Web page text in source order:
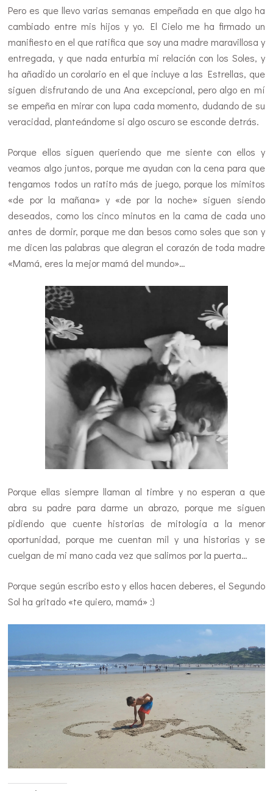
Pero es que llevo varias semanas empeñada en que algo ha
cambiado entre mis hijos y yo. El Cielo me ha firmado un
manifiesto en el que ratifica que soy una madre maravillosa y
entregada, y que nada enturbia mi relación con los Soles, y
ha añadido un corolario en el que incluye a las Estrellas, que
siguen disfrutando de una Ana excepcional, pero algo en mí
se empeña en mirar con lupa cada momento, dudando de su
veracidad, planteándome si algo oscuro se esconde detrás.
Porque ellos siguen queriendo que me siente con ellos y
veamos algo juntos, porque me ayudan con la cena para que
tengamos todos un ratito más de juego, porque los mimitos
«de por la mañana» y «de por la noche» siguen siendo
deseados, como los cinco minutos en la cama de cada uno
antes de dormir, porque me dan besos como soles que son y
me dicen las palabras que alegran el corazón de toda madre
«Mamá, eres la mejor mamá del mundo»…
Porque ellas siempre llaman al timbre y no esperan a que
abra su padre para darme un abrazo, porque me siguen
pidiendo que cuente historias de mitología a la menor
oportunidad, porque me cuentan mil y una historias y se
cuelgan de mi mano cada vez que salimos por la puerta…
Porque según escribo esto y ellos hacen deberes, el Segundo
Sol ha gritado «te quiero, mamá» :)